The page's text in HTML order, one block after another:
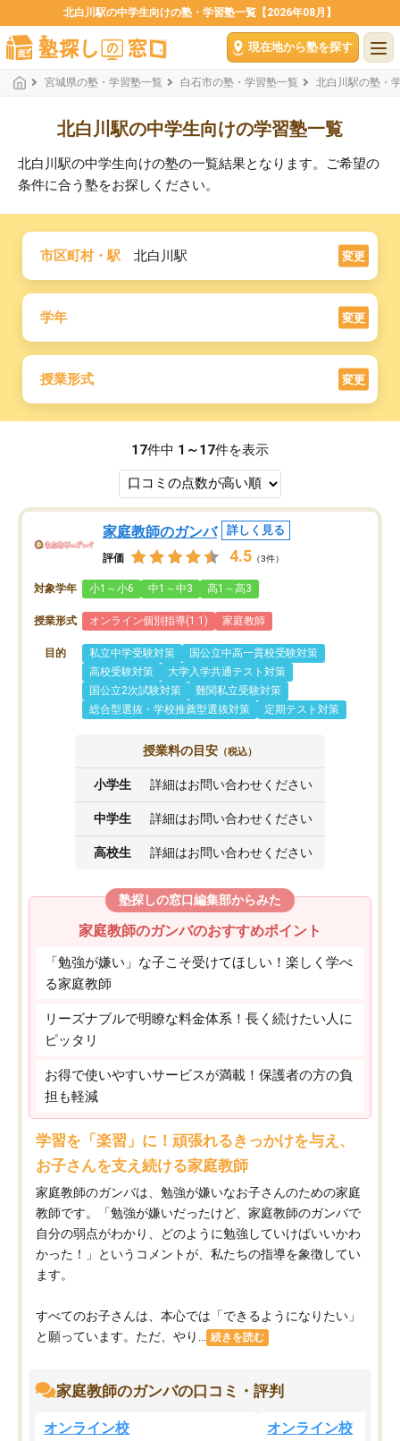
北白川駅の中学生向けの塾・学習塾一覧【2026年08月】
現在地から塾を探す
宮城県の塾・学習塾一覧 白石市の塾・学習塾一覧 北白川駅の塾・
北白川駅の中学生向けの学習塾一覧
北白川駅の中学生向けの塾の一覧結果となります。ご希望の
条件に合う塾をお探しください。
市区町村・駅 北白川駅 変更
学年 変更
授業形式 変更
17件中 1～17件を表示
家庭教師のガンバ 詳しく見る
評価 4.5 （3件）
対象学年 小1～小6 中1～中3 高1～高3
授業形式 オンライン個別指導(1:1) 家庭教師
目的 私立中学受験対策
国公立中高一貫校受験対策
高校受験対策
大学入学共通テスト対策
国公立2次試験対策
難関私立受験対策
総合型選抜・学校推薦型選抜対策
定期テスト対策
授業料の目安 （税込）
小学生 詳細はお問い合わせください
中学生 詳細はお問い合わせください
高校生 詳細はお問い合わせください
塾探しの窓口編集部からみた
家庭教師のガンバのおすすめポイント
「勉強が嫌い」な子こそ受けてほしい！楽しく学べ
る家庭教師
リーズナブルで明瞭な料金体系！長く続けたい人に
ピッタリ
お得で使いやすいサービスが満載！保護者の方の負
担も軽減
学習を「楽習」に！頑張れるきっかけを与え、
お子さんを支え続ける家庭教師
家庭教師のガンバは、勉強が嫌いなお子さんのための家庭
教師です。「勉強が嫌いだったけど、家庭教師のガンバで
自分の弱点がわかり、どのように勉強していけばいいかわ
かった！」というコメントが、私たちの指導を象徴してい
ます。
すべてのお子さんは、本心では「できるようになりたい」
と願っています。ただ、やり...
続きを読む
家庭教師のガンバの口コミ・評判
オンライン校 オンライン校